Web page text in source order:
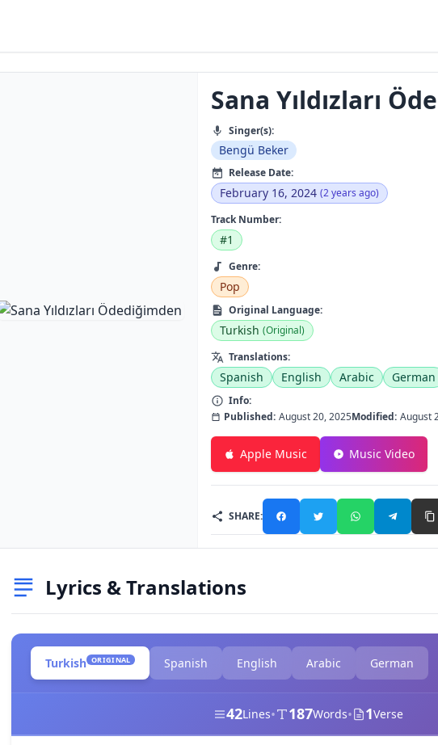
Sana Yıldızları
Singer(s):
Bengü Beker
Release Date:
February 16, 2024 (2 years ago)
Track Number:
#1
Genre:
Pop
Original Language:
Turkish (Original)
Translations:
Spanish English Arabic German
Info:
Published: August 20, 2025Modified: August
Apple Music Music Video
SHARE:
Lyrics & Translations
Turkish ORIGINAL Spanish English Arabic German
42Lines• 187Words• 1Verse